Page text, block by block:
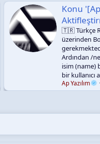
Anti Hack
Rehberi'
Telegram Bot Oluşturma ve
adresine ( BotFather )
BotFather sohbet ekranına
yazarak yeni bot oluşturma
istenir. Örnek:
(username) belirlemeniz gerekir.
Cevaplar: 2